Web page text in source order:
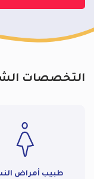
التخصصات
طبيب أمراض